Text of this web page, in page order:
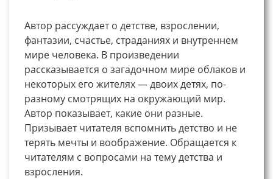
Автор рассуждает о детстве, взрослении,
фантазии, счастье, страданиях и внутреннем
мире человека. В произведении
рассказывается о загадочном мире облаков и
некоторых его жителях — двоих детях, по-
разному смотрящих на окружающий мир.
Автор показывает, какие они разные.
Призывает читателя вспомнить детство и не
терять мечты и воображение. Обращается к
читателям с вопросами на тему детства и
взросления.